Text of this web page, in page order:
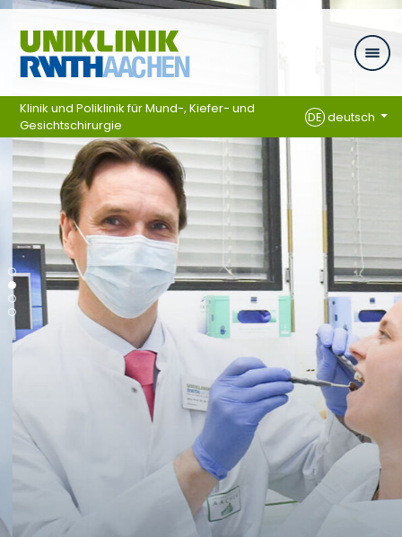
Ga naar navigatie
Klinik und Poliklinik für Mund-, Kiefer- und
Gesichtschirurgie
DEdeutsch